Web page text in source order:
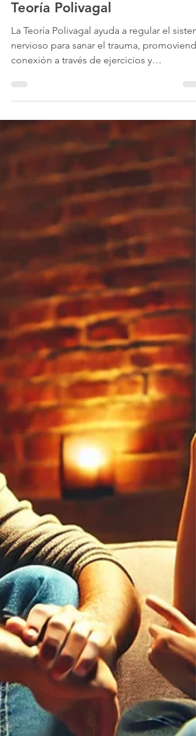
Tratamiento del Trauma:
Teoría Polivagal
La Teoría Polivagal ayuda a regular el
nervioso para sanar el trauma,
conexión a través de ejercicios y